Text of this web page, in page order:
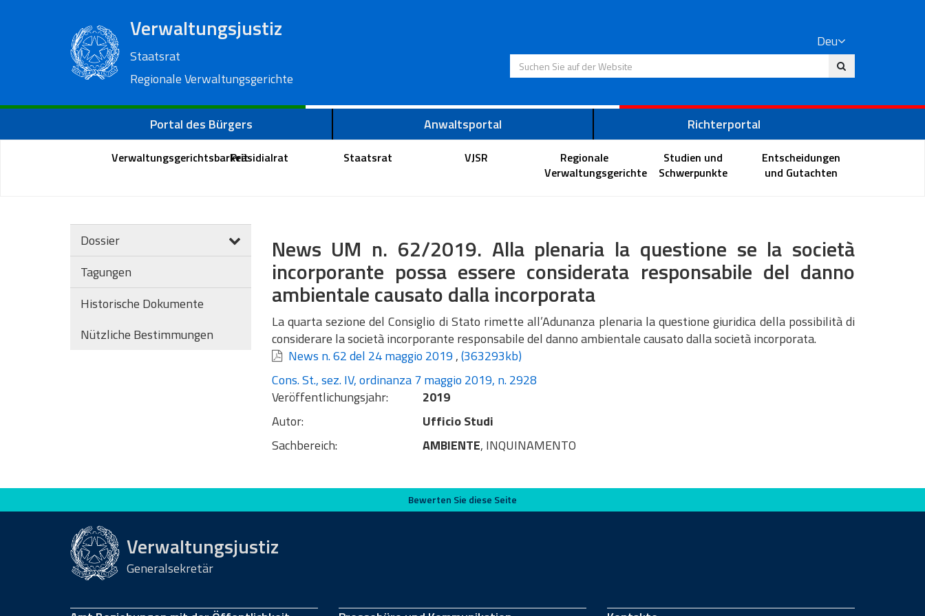
Verwaltungsjustiz
Staatsrat
Regionale Verwaltungsgerichte
Deu
Suchen Sie auf der Website
Portal des Bürgers Anwaltsportal Richterportal
VerwaltungsgerichtsbarkeitPräsidialrat Staatsrat VJSR
Regionale
Verwaltungsgerichte
Studien und
Schwerpunkte
Entscheidungen
und Gutachten
Dossier
Tagungen
Historische Dokumente
Nützliche Bestimmungen
News UM n. 62/2019. Alla plenaria la questione se la società
incorporante possa essere considerata responsabile del danno
ambientale causato dalla incorporata
La quarta sezione del Consiglio di Stato rimette all’Adunanza plenaria la questione giuridica della possibilità di
considerare la società incorporante responsabile del danno ambientale causato dalla società incorporata.
News n. 62 del 24 maggio 2019 ,(363293kb)
Cons. St., sez. IV, ordinanza 7 maggio 2019, n. 2928
Veröffentlichungsjahr:
2019
Autor:
Ufficio Studi
Sachbereich:
AMBIENTE, INQUINAMENTO
Bewerten Sie diese Seite Bewerten Sie diese Seite
Verwaltungsjustiz
Generalsekretär